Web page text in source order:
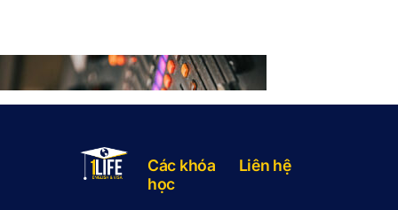
Các khóa
học
Liên hệ